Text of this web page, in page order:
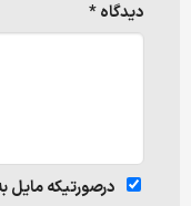
دیدگاه*
درصورتیکه مایل